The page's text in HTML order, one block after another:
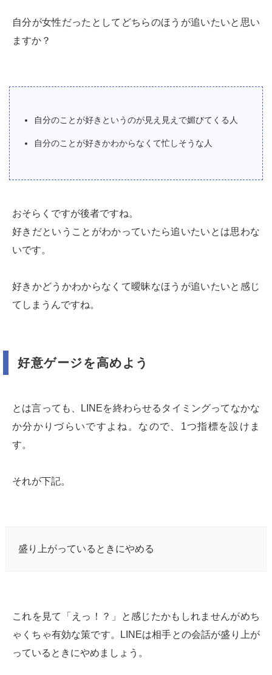
自分が女性だったとしてどちらのほうが追いたいと思い
ますか？
自分のことが好きというのが見え見えで媚びてくる人
自分のことが好きかわからなくて忙しそうな人
おそらくですが後者ですね。
好きだということがわかっていたら追いたいとは思わな
いです。
好きかどうかわからなくて曖昧なほうが追いたいと感じ
てしまうんですね。
好意ゲージを高めよう
とは言っても、LINEを終わらせるタイミングってなかな
か分かりづらいですよね。なので、1つ指標を設けま
す。
それが下記。
盛り上がっているときにやめる
これを見て「えっ！？」と感じたかもしれませんがめち
ゃくちゃ有効な策です。LINEは相手との会話が盛り上が
っているときにやめましょう。